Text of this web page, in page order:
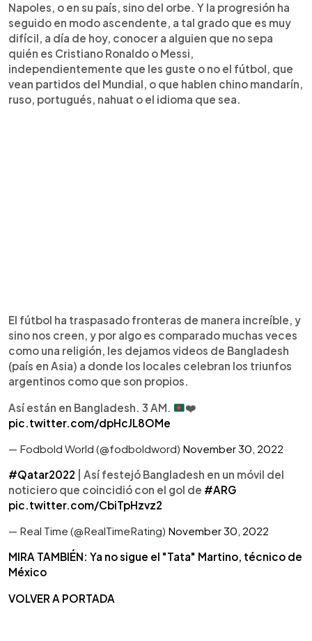
Napoles, o en su país, sino del orbe. Y la progresión ha
seguido en modo ascendente, a tal grado que es muy
difícil, a día de hoy, conocer a alguien que no sepa
quién es Cristiano Ronaldo o Messi,
independientemente que les guste o no el fútbol, que
vean partidos del Mundial, o que hablen chino mandarín,
ruso, portugués, nahuat o el idioma que sea.
El fútbol ha traspasado fronteras de manera increíble, y
sino nos creen, y por algo es comparado muchas veces
como una religión, les dejamos videos de Bangladesh
(país en Asia) a donde los locales celebran los triunfos
argentinos como que son propios.
Así están en Bangladesh. 3 AM.
❤️
pic.twitter.com/dpHcJL8OMe
— Fodbold World (@fodboldword) November 30, 2022
#Qatar2022 | Así festejó Bangladesh en un móvil del
noticiero que coincidió con el gol de #ARG
pic.twitter.com/CbiTpHzvz2
— Real Time (@RealTimeRating) November 30, 2022
MIRA TAMBIÉN: Ya no sigue el "Tata" Martino, técnico de
México
VOLVER A PORTADA